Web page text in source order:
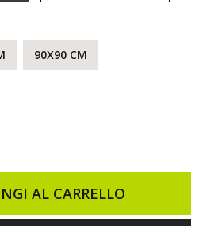
90X90 CM
AL CARRELLO